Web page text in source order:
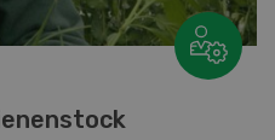
Zettelwirtschaft: Die
App Beyeli können